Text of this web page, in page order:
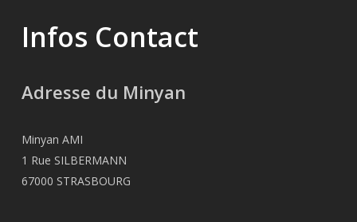
Infos Contact
Adresse du Minyan
Minyan AMI
1 Rue SILBERMANN
67000 STRASBOURG